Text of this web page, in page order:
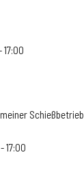
17:00
Schießbetrieb
17:00